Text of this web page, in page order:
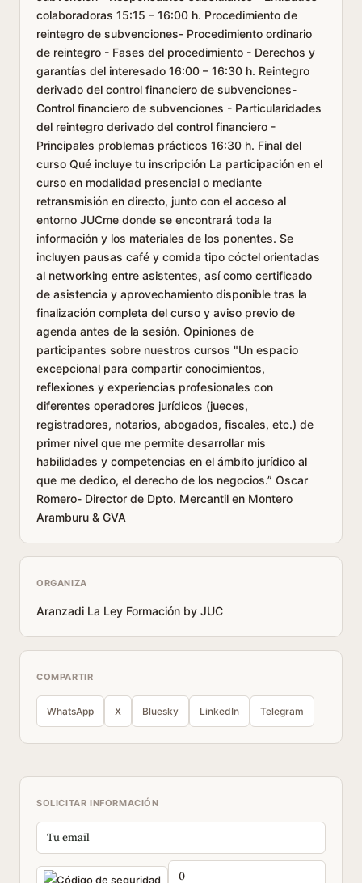
colaboradoras 15:15 – 16:00 h. Procedimiento de
reintegro de subvenciones- Procedimiento ordinario
de reintegro - Fases del procedimiento - Derechos y
garantías del interesado 16:00 – 16:30 h. Reintegro
derivado del control financiero de subvenciones-
Control financiero de subvenciones - Particularidades
del reintegro derivado del control financiero -
Principales problemas prácticos 16:30 h. Final del
curso Qué incluye tu inscripción La participación en el
curso en modalidad presencial o mediante
retransmisión en directo, junto con el acceso al
entorno JUCme donde se encontrará toda la
información y los materiales de los ponentes. Se
incluyen pausas café y comida tipo cóctel orientadas
al networking entre asistentes, así como certificado
de asistencia y aprovechamiento disponible tras la
finalización completa del curso y aviso previo de
agenda antes de la sesión. Opiniones de
participantes sobre nuestros cursos "Un espacio
excepcional para compartir conocimientos,
reflexiones y experiencias profesionales con
diferentes operadores jurídicos (jueces,
registradores, notarios, abogados, fiscales, etc.) de
primer nivel que me permite desarrollar mis
habilidades y competencias en el ámbito jurídico al
que me dedico, el derecho de los negocios.” Oscar
Romero- Director de Dpto. Mercantil en Montero
Aramburu & GVA
ORGANIZA
Aranzadi La Ley Formación by JUC
COMPARTIR
WhatsApp X Bluesky LinkedIn Telegram
SOLICITAR INFORMACIÓN